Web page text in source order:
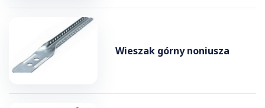
Wieszak górny noniusza